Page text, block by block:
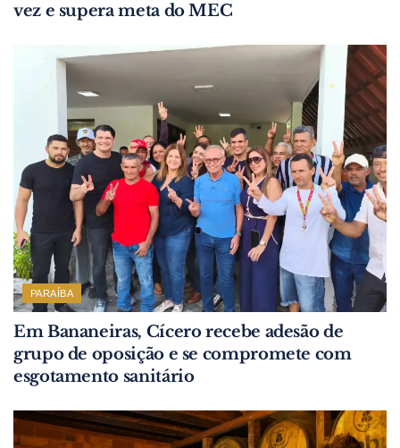
vez e supera meta do MEC
PARAÍBA
Em Bananeiras, Cícero recebe adesão de
grupo de oposição e se compromete com
esgotamento sanitário